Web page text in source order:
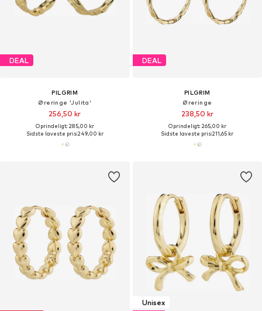
DEAL
PILGRIM
Øreringe 'Julita'
256,50 kr
Oprindeligt: 285,00 kr
Sidste laveste pris:249,00 kr
DEAL
PILGRIM
Øreringe
238,50 kr
Oprindeligt: 265,00 kr
Sidste laveste pris:211,65 kr
Unisex